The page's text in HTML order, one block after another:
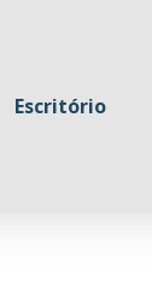
Escritório